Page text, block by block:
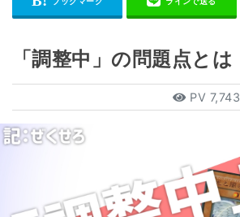
「調整中」の問題点とは
PV 7,743